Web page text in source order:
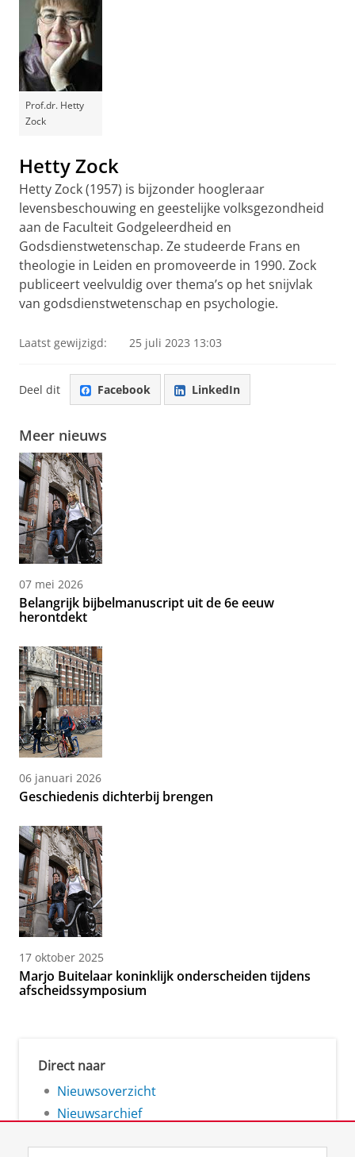
Prof.dr. Hetty
Zock
Hetty Zock
Hetty Zock (1957) is bijzonder hoogleraar
levensbeschouwing en geestelijke volksgezondheid
aan de Faculteit Godgeleerdheid en
Godsdienstwetenschap. Ze studeerde Frans en
theologie in Leiden en promoveerde in 1990. Zock
publiceert veelvuldig over thema’s op het snijvlak
van godsdienstwetenschap en psychologie.
Laatst gewijzigd: 25 juli 2023 13:03
Deel dit Facebook LinkedIn
Meer nieuws
07 mei 2026
Belangrijk bijbelmanuscript uit de 6e eeuw
herontdekt
06 januari 2026
Geschiedenis dichterbij brengen
17 oktober 2025
Marjo Buitelaar koninklijk onderscheiden tijdens
afscheidssymposium
Direct naar
Nieuwsoverzicht
Nieuwsarchief